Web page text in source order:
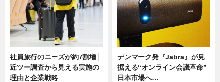
社員旅行のニーズが約7割増│
近ツー調査から見える実施の
理由と企業戦略
デンマーク発『Jabra』が見
据える“オンライン会議革命”
日本市場へ…